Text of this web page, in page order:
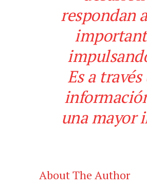
respondan
Es a
una mayor
About The Author